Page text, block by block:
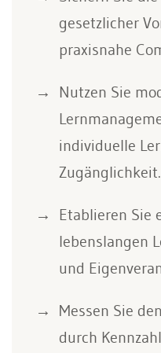
gesetzlicher
praxisnahe
Nutzen Sie
individuelle
Zugänglichkeit.
Etablieren Sie
lebenslangen
und
Messen Sie
durch